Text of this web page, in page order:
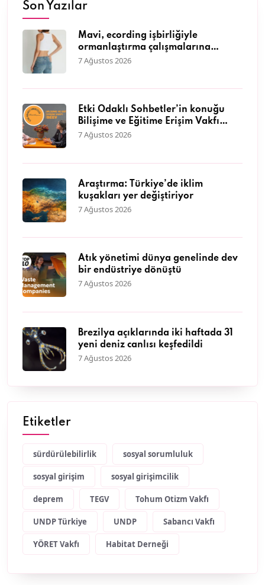
Son Yazılar
Mavi, ecording işbirliğiyle
ormanlaştırma çalışmalarına
destek olmaya, doğaya olan
7 Ağustos 2026
Etki Odaklı Sohbetler’in konuğu
Bilişime ve Eğitime Erişim Vakfı
Genel Müdürü Dr. Neyran
7 Ağustos 2026
Araştırma: Türkiye’de iklim
kuşakları yer değiştiriyor
7 Ağustos 2026
Atık yönetimi dünya genelinde dev
bir endüstriye dönüştü
7 Ağustos 2026
Brezilya açıklarında iki haftada 31
yeni deniz canlısı keşfedildi
7 Ağustos 2026
Etiketler
sürdürülebilirlik sosyal sorumluluk
sosyal girişim sosyal girişimcilik
deprem TEGV Tohum Otizm Vakfı
UNDP Türkiye UNDP Sabancı Vakfı
YÖRET Vakfı Habitat Derneği